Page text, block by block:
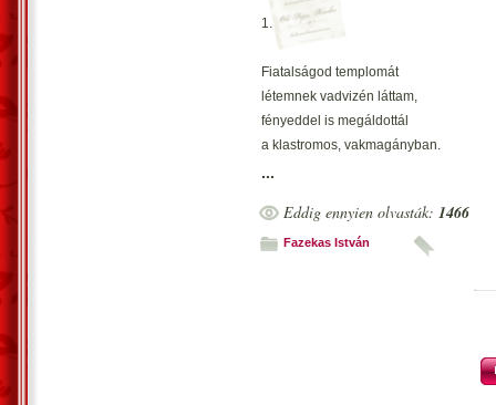
1.
Fiatalságod templomát
létemnek vadvizén láttam,
fényeddel is megáldottál
a klastromos, vakmagányban.
vérem is virágzik érted,
oltárom és szent zsoltárom
...
Eddig ennyien olvasták: 1466
Fazekas István